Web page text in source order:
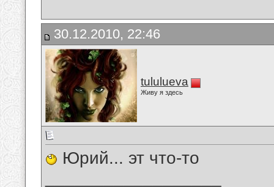
30.12.2010, 22:46
tululueva
Живу я здесь
Юрий... эт что-то